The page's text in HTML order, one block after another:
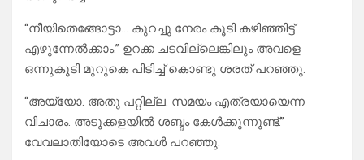
“നീയിതെങ്ങോട്ടാ… കുറച്ചു നേരം കൂടി കഴിഞ്ഞിട്ട്
എഴുന്നേൽക്കാം.” ഉറക്ക ചടവില്ലെങ്കിലും അവളെ
ഒന്നുകൂടി മുറുകെ പിടിച്ച് കൊണ്ടു ശരത് പറഞ്ഞു.
“അയ്യോ. അതു പറ്റില്ല. സമയം എത്രയായെന്ന
വിചാരം. അടുക്കളയിൽ ശബ്ദം കേൾക്കുന്നുണ്ട്.”
വേവലാതിയോടെ അവൾ പറഞ്ഞു.